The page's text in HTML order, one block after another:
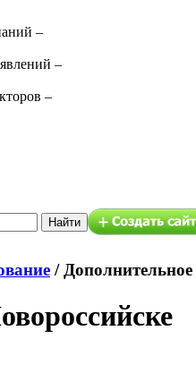
–
–
–
/Дополнительное